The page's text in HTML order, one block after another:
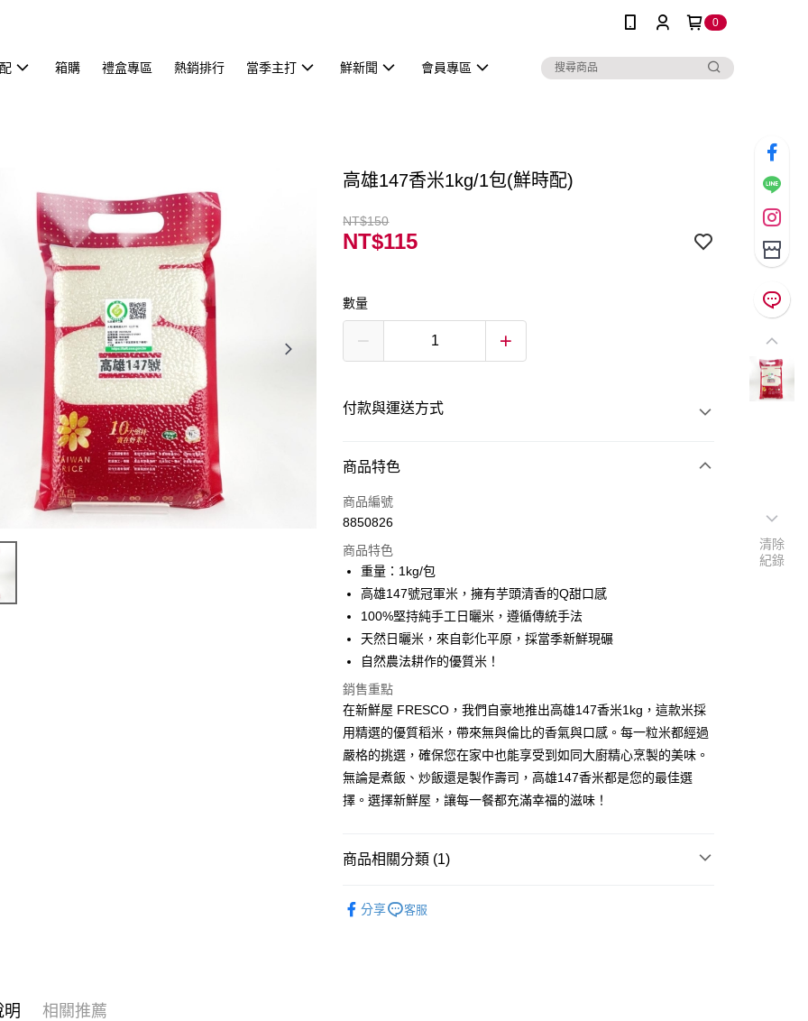
0
箱購 禮盒專區 熱銷排行 當季主打 鮮新聞 會員專區
高雄147香米1kg/1包(鮮時配)
NT$150
NT$115
數量
付款與運送方式
付款方式
信用卡一次付款
Apple Pay
街口支付
ATM付款
運送方式
常溫宅配
每筆NT$225
鮮時配（台北市全區、新北市板橋、三重、中和、永和、新店、新
莊及蘆洲區）
商品特色
商品編號
8850826
商品特色
重量：1kg/包
高雄147號冠軍米，擁有芋頭清香的Q甜口感
100%堅持純手工日曬米，遵循傳統手法
天然日曬米，來自彰化平原，採當季新鮮現碾
自然農法耕作的優質米！
銷售重點
在新鮮屋 FRESCO，我們自豪地推出高雄147香米1kg，這款米採
用精選的優質稻米，帶來無與倫比的香氣與口感。每一粒米都經過
嚴格的挑選，確保您在家中也能享受到如同大廚精心烹製的美味。
無論是煮飯、炒飯還是製作壽司，高雄147香米都是您的最佳選
擇。選擇新鮮屋，讓每一餐都充滿幸福的滋味！
商品相關分類 (1)
分享
客服
明 相關推薦
清除
紀錄